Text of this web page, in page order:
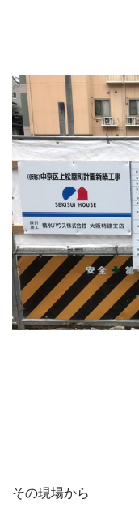
その現場から